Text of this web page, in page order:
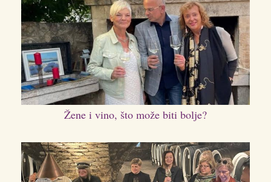
Žene i vino, što može biti bolje?